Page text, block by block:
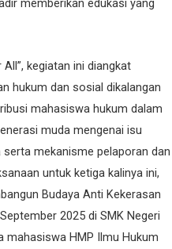
memberikan edukasi yang
kegiatan ini diangkat
hukum dan sosial dikalangan
mahasiswa hukum dalam
muda mengenai isu
mekanisme pelaporan dan
untuk ketiga kalinya ini,
Budaya Anti Kekerasan
2025 di SMK Negeri
mahasiswa HMP Ilmu Hukum